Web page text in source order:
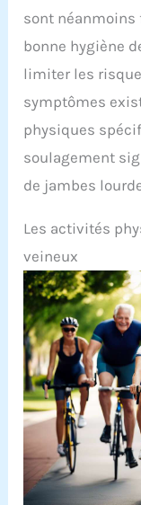
sont néanmoins
bonne hygiène
limiter les
symptômes
physiques
soulagement
de jambes
Les activités
veineux